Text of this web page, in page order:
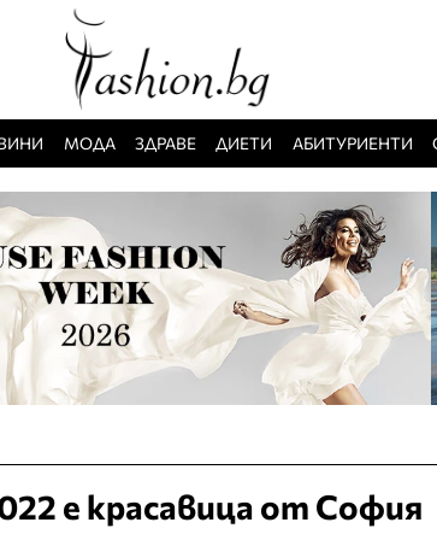
МОДА ЗДРАВЕ ДИЕТИ АБИТУРИЕНТИ
е красавица от София